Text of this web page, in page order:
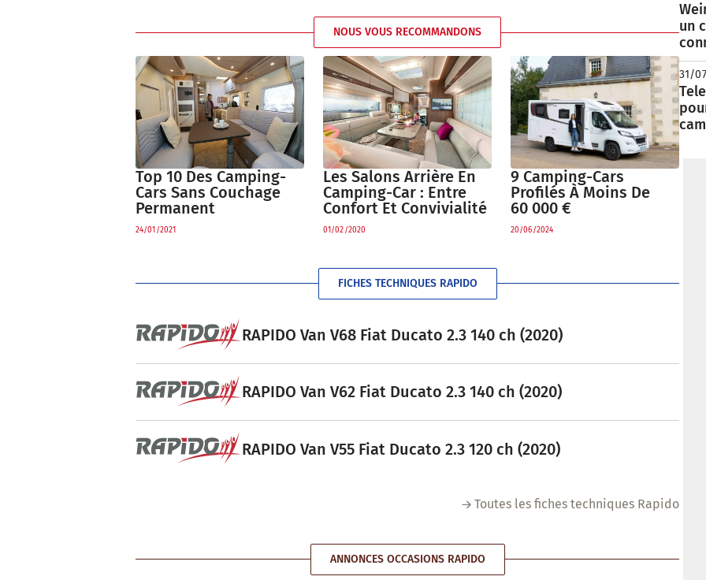
NOUS VOUS RECOMMANDONS
Top 10 Des Camping-
Cars Sans Couchage
Permanent
24/01/2021
Les Salons Arrière En
Camping-Car : Entre
Confort Et Convivialité
01/02/2020
9 Camping-Cars
Profilés À Moins De
60 000 €
20/06/2024
FICHES TECHNIQUES RAPIDO
RAPIDO Van V68 Fiat Ducato 2.3 140 ch (2020)
RAPIDO Van V62 Fiat Ducato 2.3 140 ch (2020)
RAPIDO Van V55 Fiat Ducato 2.3 120 ch (2020)
Toutes les fiches techniques Rapido
ANNONCES OCCASIONS RAPIDO
un
31/